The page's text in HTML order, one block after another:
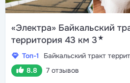
«Электра» Байкальский
территория 43 км 3★
Топ-1
Байкальский тракт
8.8
7 отзывов